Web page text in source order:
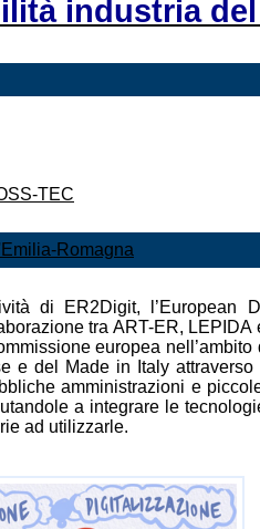
industria
TEC
Romagna
di ER2Digit, l’European
tra ART-ER, LEPIDA
europea nell’ambito
e del Made in Italy
amministrazioni e
a integrare le
ad utilizzarle.